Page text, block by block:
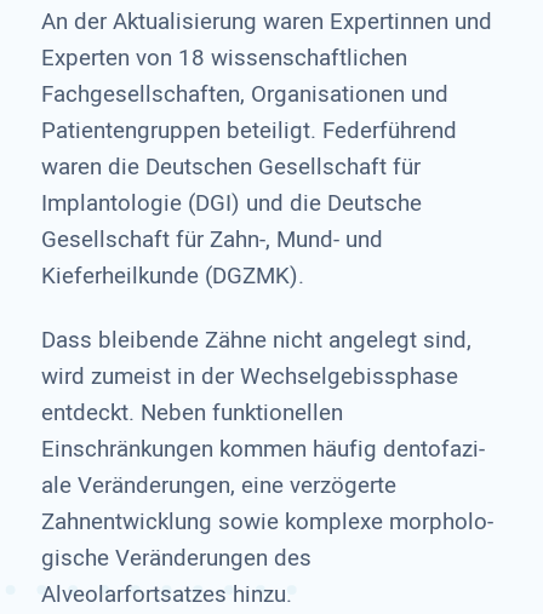
An der Aktualisierung waren Expertinnen und
Experten von 18 wissenschaftlichen
Fachgesellschaften, Organisationen und
Patientengruppen beteiligt. Federführend
waren die Deutschen Gesellschaft für
Implantologie (DGI) und die Deutsche
Gesellschaft für Zahn-, Mund- und
Kieferheilkunde (DGZMK).
Dass bleibende Zähne nicht angelegt sind,
wird zumeist in der Wechselgebissphase
entdeckt. Neben funktionellen
Einschränkungen kommen häufig dentofazi­
ale Veränderungen, eine verzögerte
Zahnentwicklung sowie komplexe morpholo­
gische Veränderungen des
Alveolarfortsatzes hinzu.